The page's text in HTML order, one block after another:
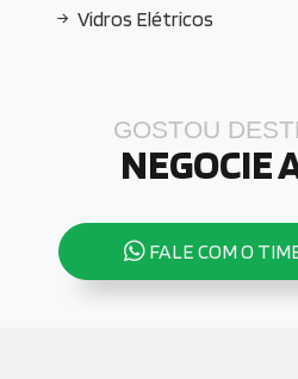
Vidros Elétricos
GOSTOU
NEGOCIE
FALE COM O